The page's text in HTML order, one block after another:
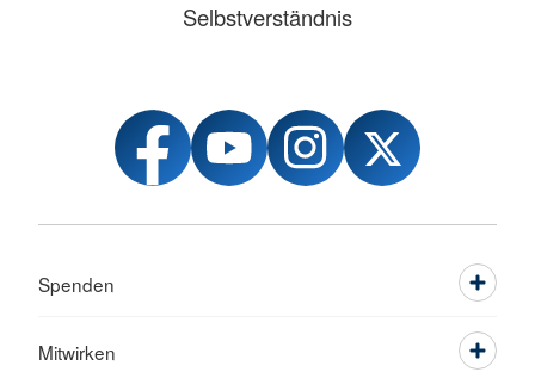
Selbstverständnis
Spenden
Mitwirken